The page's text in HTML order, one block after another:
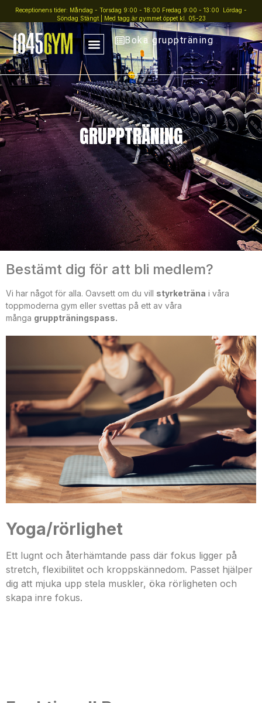
Receptionens tider: Måndag - Torsdag 9:00 - 18:00 Fredag 9:00 - 13:00 Lördag -
Söndag Stängt | Med tagg är gymmet öppet kl. 05-23
Boka gruppträning
GRUPPTRÄNING
Bestämt dig för att bli medlem?
Vi har något för alla. Oavsett om du vill styrketräna i våra
toppmoderna gym eller svettas på ett av våra
många gruppträningspass.
Yoga/rörlighet
Ett lugnt och återhämtande pass där fokus ligger på
stretch, flexibilitet och kroppskännedom. Passet hjälper
dig att mjuka upp stela muskler, öka rörligheten och
skapa inre fokus.